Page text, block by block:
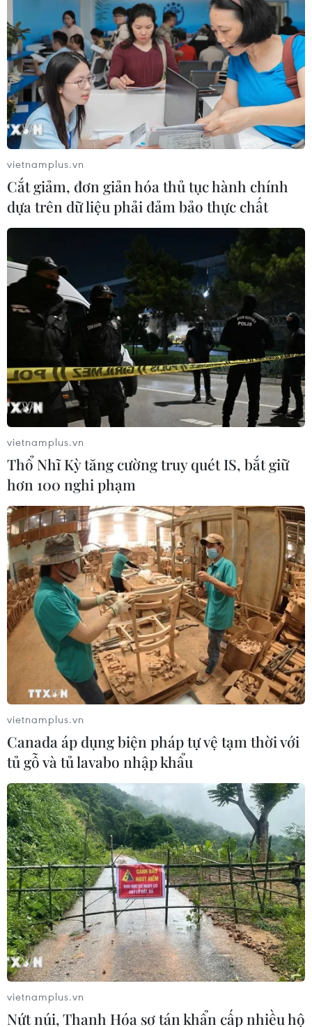
Ấn Độ rà soát việc nới lỏng hạn chế đi lại
quốc tế do lo ngại Omicron
27/11/2021 23:42
Ấn Độ sẽ nối lại các chuyến bay quốc tế theo lịch trình
đến tất cả các quốc gia từ ngày 15/12, tất cả các khách
quốc tế nhập cảnh đều được xét nghiệm sàng lọc
COVID-19 nghiêm ngặt.
WHO kêu gọi Đông Nam Á cảnh giác trước
biến thể Omicron
28/11/2021 07:20
Giám đốc khu vực Đông Nam Á của WHO kêu gọi các
quốc gia trong khu vực này cảnh giác, tăng cường các
biện pháp y tế và xã hội, cũng như tăng tỷ lệ tiêm
chủng trong bối cảnh biến thể mới xuất hiện.
Chính phủ Israel đóng cửa biên giới với
toàn bộ khách nước ngoài
28/11/2021 07:52
Văn phòng Thủ tướng Israel nêu rõ việc nhập cảnh của
các công dân nước ngoài vào Israel sẽ bị cấm từ tối
28/11, trừ các trường hợp do một ủy ban đặc biệt chấp
thuận.
vietnamplus.vn
Cắt giảm, đơn giản hóa thủ tục hành chính
dựa trên dữ liệu phải đảm bảo thực chất
vietnamplus.vn
Thổ Nhĩ Kỳ tăng cường truy quét IS, bắt giữ
hơn 100 nghi phạm
vietnamplus.vn
Canada áp dụng biện pháp tự vệ tạm thời với
tủ gỗ và tủ lavabo nhập khẩu
vietnamplus.vn
Nứt núi, Thanh Hóa sơ tán khẩn cấp nhiều hộ